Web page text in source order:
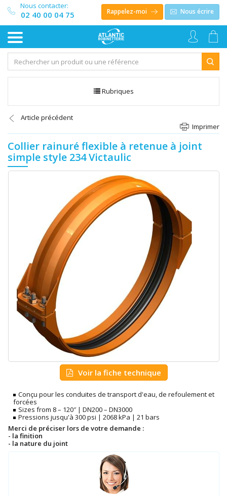
Nous contacter:
02 40 00 04 75 Rappelez-moi Nous écrire
Rubriques
Article précédent
Imprimer
Collier rainuré flexible à retenue à joint
simple style 234 Victaulic
Voir la fiche technique
Conçu pour les conduites de transport d'eau, de refoulement et
forcées
Sizes from 8 – 120″ | DN200 – DN3000
Pressions jusqu'à 300 psi | 2068 kPa | 21 bars
Merci de préciser lors de votre demande :
- la finition
- la nature du joint